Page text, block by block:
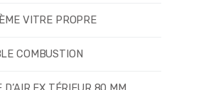
VITRE PROPRE
COMBUSTION